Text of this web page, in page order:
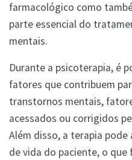
farmacológico como
parte essencial do
mentais.
Durante a psicoterapia, é
fatores que contribuem
transtornos mentais,
acessados ou corrigidos
Além disso, a terapia
de vida do paciente, o